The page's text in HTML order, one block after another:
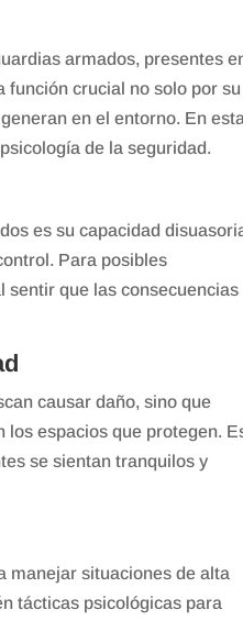
armados, presentes
función crucial no solo por su
en el entorno. En esta
de la seguridad.
es su capacidad
Para posibles
sentir que las consecuencias
causar daño, sino que
espacios que protegen.
se sientan tranquilos y
manejar situaciones de alta
tácticas psicológicas para